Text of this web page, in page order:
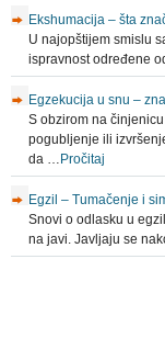
Ekshumacija – šta
U najopštijem smislu
ispravnost određene
Egzekucija u snu –
S obzirom na
pogubljenje ili
da … Pročitaj
Egzil – Tumačenje i
Snovi o odlasku u
na javi. Javljaju se